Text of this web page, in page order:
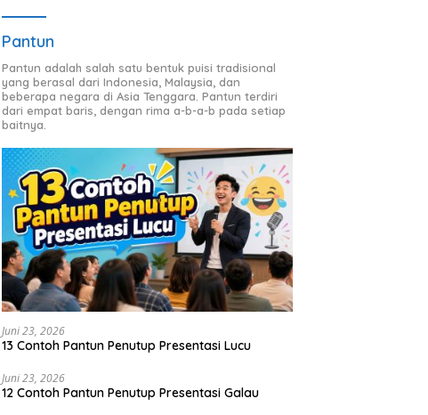
Pantun
Pantun adalah salah satu bentuk puisi tradisional
yang berasal dari Indonesia, Malaysia, dan
beberapa negara di Asia Tenggara. Pantun terdiri
dari empat baris, dengan rima a-b-a-b pada setiap
baitnya.
Juni 23, 2026
13 Contoh Pantun Penutup Presentasi Lucu
Juni 23, 2026
12 Contoh Pantun Penutup Presentasi Galau